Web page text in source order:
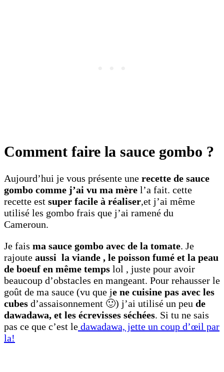
Comment faire la sauce gombo ?
Aujourd’hui je vous présente une recette de sauce
gombo comme j’ai vu ma mère l’a fait. cette
recette est super facile à réaliser,et j’ai même
utilisé les gombo frais que j’ai ramené du
Cameroun.
Je fais ma sauce gombo avec de la tomate. Je
rajoute aussi la viande , le poisson fumé et la peau
de boeuf en même temps lol , juste pour avoir
beaucoup d’obstacles en mangeant. Pour rehausser le
goût de ma sauce (vu que je ne cuisine pas avec les
cubes d’assaisonnement 🙂) j’ai utilisé un peu de
dawadawa, et les écrevisses séchées. Si tu ne sais
pas ce que c’est le dawadawa, jette un coup d’œil par
la!